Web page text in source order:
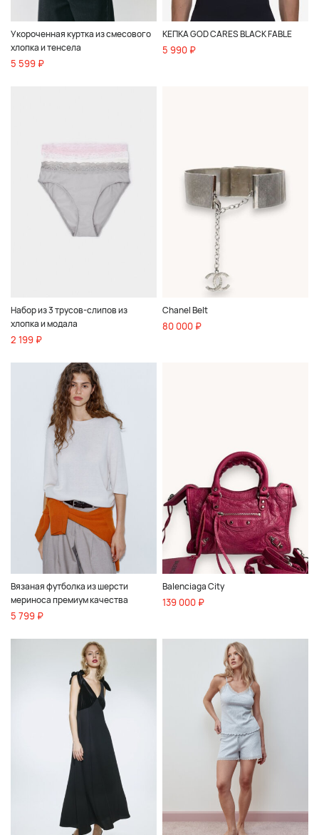
Укороченная куртка из смесового
хлопка и тенсела
5 599 ₽
КЕПКА GOD CARES BLACK FABLE
5 990 ₽
Набор из 3 трусов-слипов из
хлопка и модала
2 199 ₽
Chanel Belt
80 000 ₽
Вязаная футболка из шерсти
мериноса премиум качества
5 799 ₽
Balenciaga City
139 000 ₽